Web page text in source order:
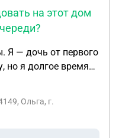
на этот дом
Я — дочь от первого
но я долгое время
не сообщил,
ребенка инвалида .
Ольга, г.